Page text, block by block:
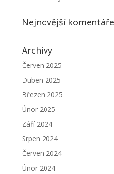
Nejnovější komentáře
Archivy
Červen 2025
Duben 2025
Březen 2025
Únor 2025
Září 2024
Srpen 2024
Červen 2024
Únor 2024